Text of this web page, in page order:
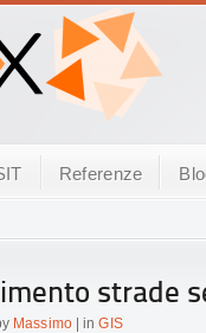
Referenze
strade
Massimo| inGIS